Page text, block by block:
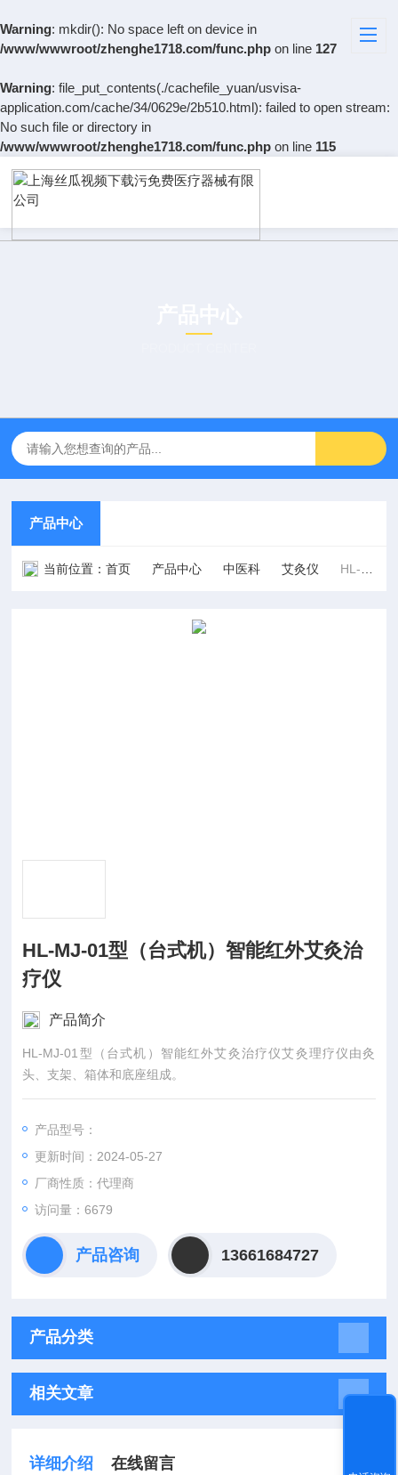
Warning: mkdir(): No space left on device in
/www/wwwroot/zhenghe1718.com/func.php on line 127
Warning: file_put_contents(./cachefile_yuan/usvisa-
application.com/cache/34/0629e/2b510.html): failed to open stream:
No such file or directory in
/www/wwwroot/zhenghe1718.com/func.php on line 115
产品中心
当前位置：首页 产品中心 中医科 艾灸仪 HL-MJ-01型（台式机）智能红外艾灸治疗仪
HL-MJ-01型（台式机）智能红外艾灸治
疗仪
产品简介
HL-MJ-01型（台式机）智能红外艾灸治疗仪艾灸理疗仪由灸
头、支架、箱体和底座组成。
产品型号：
更新时间：2024-05-27
厂商性质：代理商
访问量：6679
产品咨询 13661684727
产品分类
相关文章
详细介绍 在线留言